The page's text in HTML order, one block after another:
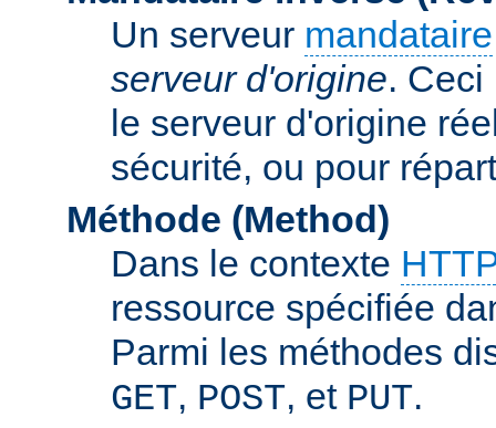
Un serveur mandataire
serveur d'origine.
le serveur d'origine
sécurité, ou pour
Méthode (Method)
Dans le contexte HTTP
ressource spécifiée
Parmi les méthodes
GET, POST, et PUT.